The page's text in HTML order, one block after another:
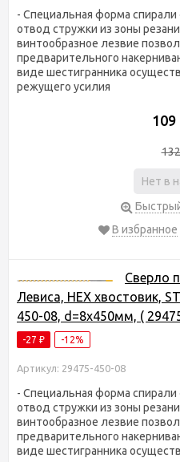
- Специальная форма
отвод стружки из зоны
винтообразное лезвие
предварительного
виде шестигранника
режущего усилия
109
Нет в
В избранное
Сверло
Левиса, HEX хвостовик,
450-08, d=8х450мм, (
-27 ₽ -12%
Артикул: 29475-450-08
- Специальная форма
отвод стружки из зоны
винтообразное лезвие
предварительного
виде шестигранника